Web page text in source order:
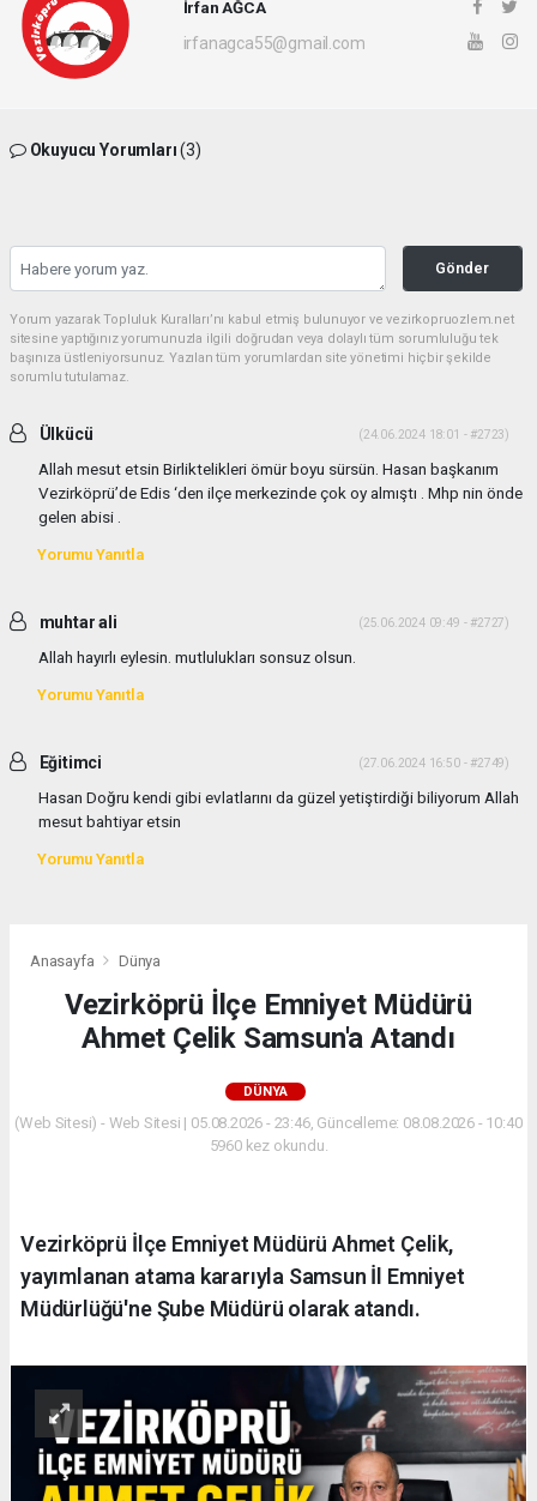
İrfan AĞCA
irfanagca55@gmail.com
Okuyucu Yorumları(3)
Gönder
Yorum yazarak Topluluk Kuralları’nı kabul etmiş bulunuyor ve vezirkopruozlem.net
sitesine yaptığınız yorumunuzla ilgili doğrudan veya dolaylı tüm sorumluluğu tek
başınıza üstleniyorsunuz. Yazılan tüm yorumlardan site yönetimi hiçbir şekilde
sorumlu tutulamaz.
Ülkücü (24.06.2024 18:01 - #2723)
Allah mesut etsin Birliktelikleri ömür boyu sürsün. Hasan başkanım
Vezirköprü’de Edis ‘den ilçe merkezinde çok oy almıştı . Mhp nin önde
gelen abisi .
Yorumu Yanıtla
muhtar ali (25.06.2024 09:49 - #2727)
Allah hayırlı eylesin. mutlulukları sonsuz olsun.
Yorumu Yanıtla
Eğitimci (27.06.2024 16:50 - #2749)
Hasan Doğru kendi gibi evlatlarını da güzel yetiştirdiği biliyorum Allah
mesut bahtiyar etsin
Yorumu Yanıtla
Anasayfa Dünya
Vezirköprü İlçe Emniyet Müdürü
Ahmet Çelik Samsun'a Atandı
DÜNYA
(Web Sitesi) - Web Sitesi | 05.08.2026 - 23:46, Güncelleme: 08.08.2026 - 10:40
5960 kez okundu.
Vezirköprü İlçe Emniyet Müdürü Ahmet Çelik,
yayımlanan atama kararıyla Samsun İl Emniyet
Müdürlüğü'ne Şube Müdürü olarak atandı.